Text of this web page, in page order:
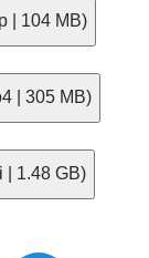
| 104 MB)
| 305 MB)
| 1.48 GB)